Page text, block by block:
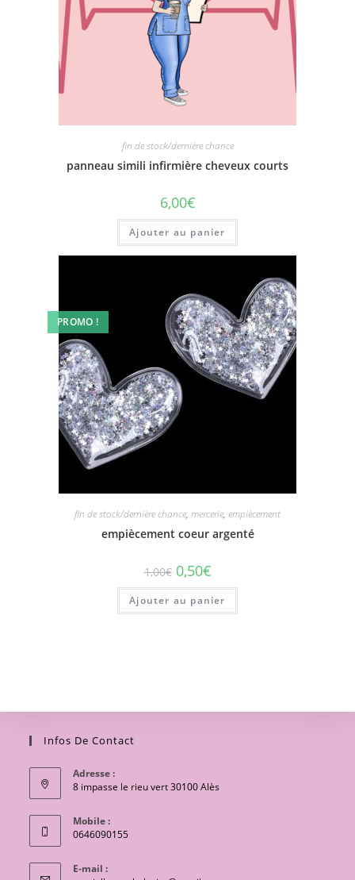
fin de stock/dernière chance
panneau simili infirmière cheveux courts
6,00€
Ajouter au panier
PROMO !
fin de stock/dernière chance, mercerie, empiècement
empiècement coeur argenté
1,00€ 0,50€
Ajouter au panier
Infos De Contact
Adresse :
8 impasse le rieu vert 30100 Alès
Mobile :
0646090155
E-mail :